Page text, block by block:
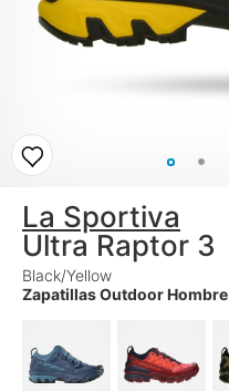
La Sportiva
Ultra Raptor 3
Black/Yellow
Zapatillas Outdoor Hombre